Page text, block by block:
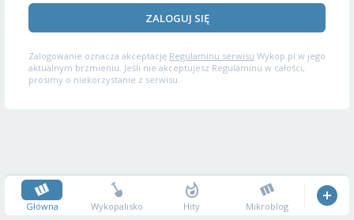
ZALOGUJ SIĘ
Zalogowanie oznacza akceptację Regulaminu serwisu Wykop.pl w jego
aktualnym brzmieniu. Jeśli nie akceptujesz Regulaminu w całości,
prosimy o niekorzystanie z serwisu.
Główna Wykopalisko Hity Mikroblog